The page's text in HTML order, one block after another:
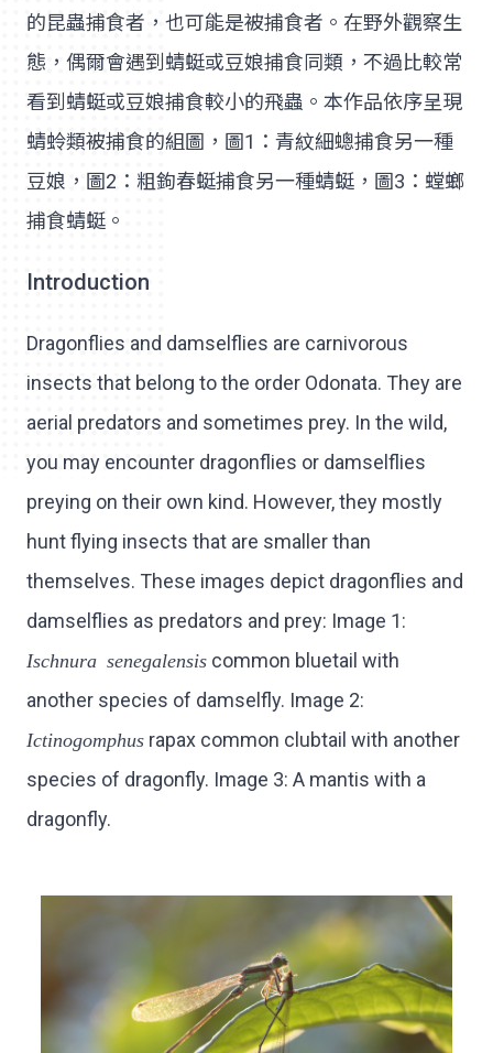
的昆蟲捕食者，也可能是被捕食者。在野外觀察生
態，偶爾會遇到蜻蜓或豆娘捕食同類，不過比較常
看到蜻蜓或豆娘捕食較小的飛蟲。本作品依序呈現
蜻蛉類被捕食的組圖，圖1：青紋細蟌捕食另一種
豆娘，圖2：粗鉤春蜓捕食另一種蜻蜓，圖3：螳螂
捕食蜻蜓。
Introduction
Dragonflies and damselflies are carnivorous
insects that belong to the order Odonata. They are
aerial predators and sometimes prey. In the wild,
you may encounter dragonflies or damselflies
preying on their own kind. However, they mostly
hunt flying insects that are smaller than
themselves. These images depict dragonflies and
damselflies as predators and prey: Image 1:
Ischnura senegalensis common bluetail with
another species of damselfly. Image 2:
Ictinogomphus rapax common clubtail with another
species of dragonfly. Image 3: A mantis with a
dragonfly.